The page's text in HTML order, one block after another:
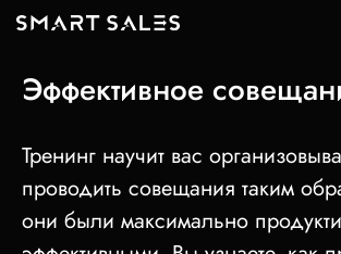
Эффективное
Тренинг научит вас
проводить совещания таким
они были максимально